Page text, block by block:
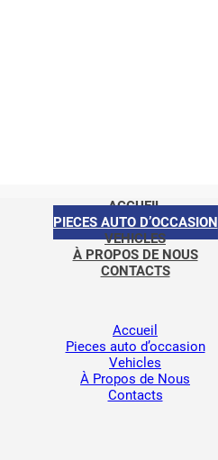
ACCUEIL
PIECES AUTO D’OCCASION
VEHICLES
À PROPOS DE NOUS
CONTACTS
Accueil
Pieces auto d’occasion
Vehicles
À Propos de Nous
Contacts